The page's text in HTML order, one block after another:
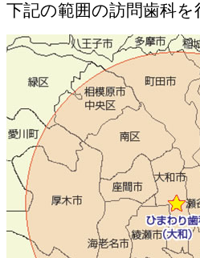
下記の範囲の訪問歯科を